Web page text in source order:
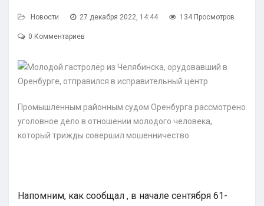
Новости 27 декабря 2022, 14:44 134 Просмотров
0 Комментариев
Промышленным районным судом Оренбурга рассмотрено
уголовное дело в отношении молодого человека,
который трижды совершил мошенничество.
Напомним, как сообщал , в начале сентября 61-